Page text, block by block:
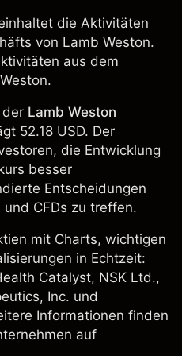
die Aktivitäten
von Lamb Weston.
aus dem
der Lamb Weston
52.18 USD. Der
die Entwicklung
besser
Entscheidungen
CFDs zu treffen.
mit Charts, wichtigen
in Echtzeit:
Catalyst, NSK Ltd.,
Inc. und
Informationen finden
auf